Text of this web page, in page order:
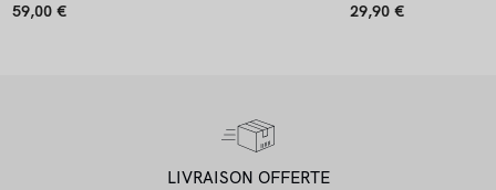
59,00 € 29,90 €
LIVRAISON OFFERTE